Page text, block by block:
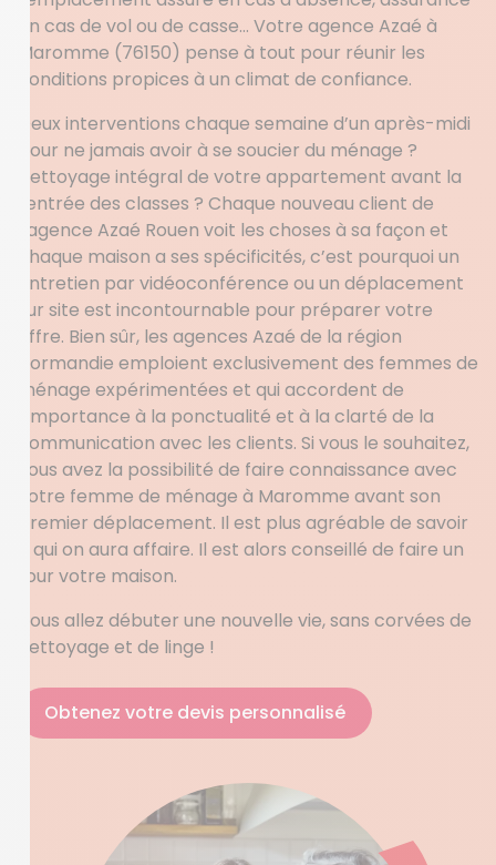
en cas de vol ou de casse… Votre agence Azaé à
Maromme (76150) pense à tout pour réunir les
conditions propices à un climat de confiance.
Deux interventions chaque semaine d’un après-midi
pour ne jamais avoir à se soucier du ménage ?
Nettoyage intégral de votre appartement avant la
rentrée des classes ? Chaque nouveau client de
l’agence Azaé Rouen voit les choses à sa façon et
chaque maison a ses spécificités, c’est pourquoi un
entretien par vidéoconférence ou un déplacement
sur site est incontournable pour préparer votre
offre. Bien sûr, les agences Azaé de la région
Normandie emploient exclusivement des femmes de
ménage expérimentées et qui accordent de
l’importance à la ponctualité et à la clarté de la
communication avec les clients. Si vous le souhaitez,
vous avez la possibilité de faire connaissance avec
votre femme de ménage à Maromme avant son
premier déplacement. Il est plus agréable de savoir
à qui on aura affaire. Il est alors conseillé de faire un
tour votre maison.
Vous allez débuter une nouvelle vie, sans corvées de
nettoyage et de linge !
Obtenez votre devis personnalisé